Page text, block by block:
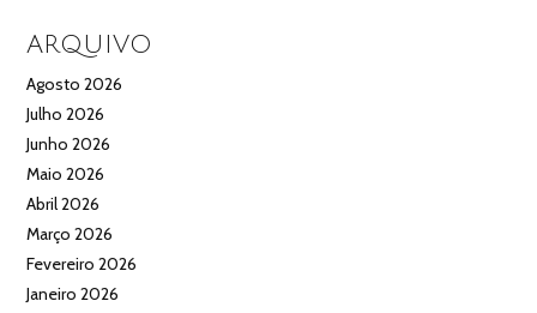
ARQUIVO
Agosto 2026
Julho 2026
Junho 2026
Maio 2026
Abril 2026
Março 2026
Fevereiro 2026
Janeiro 2026